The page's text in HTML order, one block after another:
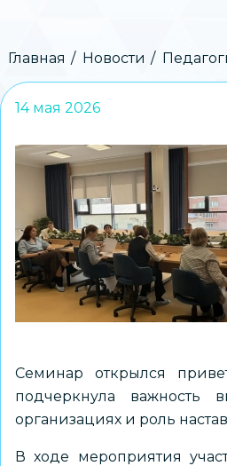
Строка
навигации
Главная Новости
14 мая 2026
Семинар открылся
подчеркнула важность
организациях и роль
В ходе мероприятия